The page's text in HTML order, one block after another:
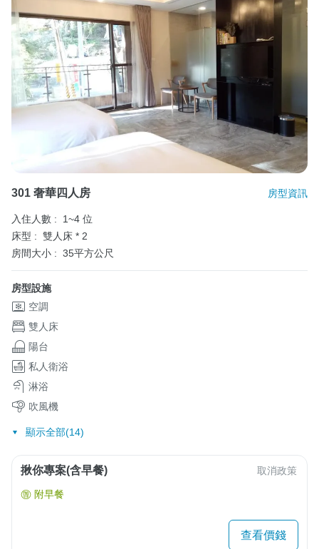
301 奢華四人房 房型資訊
入住人數 :
1~4 位
床型 : 雙人床 * 2
房間大小 : 35平方公尺
房型設施
空調
雙人床
陽台
私人衛浴
淋浴
吹風機
顯示全部(14)
揪你專案(含早餐) 取消政策
附早餐
查看價錢